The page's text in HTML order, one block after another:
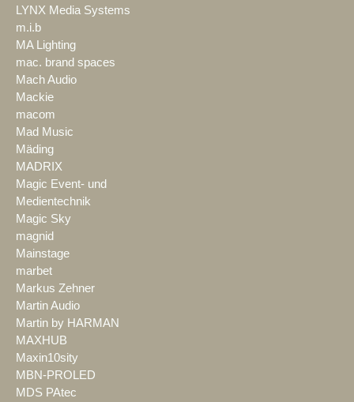
LYNX Media Systems
m.i.b
MA Lighting
mac. brand spaces
Mach Audio
Mackie
macom
Mad Music
Mäding
MADRIX
Magic Event- und
Medientechnik
Magic Sky
magnid
Mainstage
marbet
Markus Zehner
Martin Audio
Martin by HARMAN
MAXHUB
Maxin10sity
MBN-PROLED
MDS PAtec